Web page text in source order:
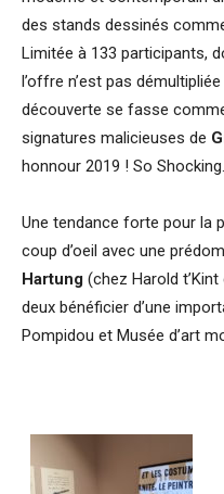
des stands dessinés
Limitée à 133 participants,
l’offre n’est pas
découverte se fasse
signatures malicieuses de
honnour 2019 ! So
Une tendance forte pour la
coup d’oeil avec une
Hartung (chez Harold
deux bénéficier d’une
Pompidou et Musée d’art